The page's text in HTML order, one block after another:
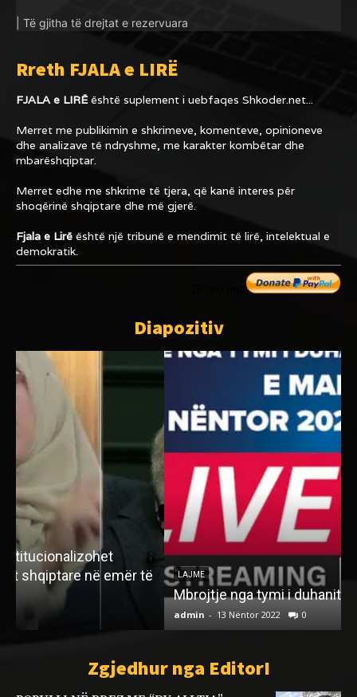
| Të gjitha të drejtat e rezervuara
Rreth FJALA e LIRË
FJALA e LIRËështë suplement i uebfaqes Shkoder.net...
Merret me publikimin e shkrimeve, komenteve, opinioneve
dhe analizave të ndryshme, me karakter kombëtar dhe
mbarëshqiptar.
Merret edhe me shkrime të tjera, që kanë interes për
shoqërinë shqiptare dhe më gjerë.
Fjala e Lirë është një tribunë e mendimit të lirë, intelektual e
demokratik.
Diapozitiv
LAJME
Mbrojtje nga tymi i duhanit & lënia e duhanit
Zgjedhur nga EditorI